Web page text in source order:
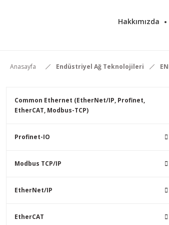
Hakkımızda
Anasayfa Endüstriyel Ağ Teknolojileri
Common Ethernet (EtherNet/IP, Profinet,
EtherCAT, Modbus-TCP)
Profinet-IO
Modbus TCP/IP
EtherNet/IP
EtherCAT